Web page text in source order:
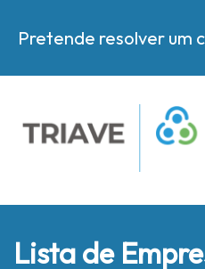
Pretende resolver um
Lista de